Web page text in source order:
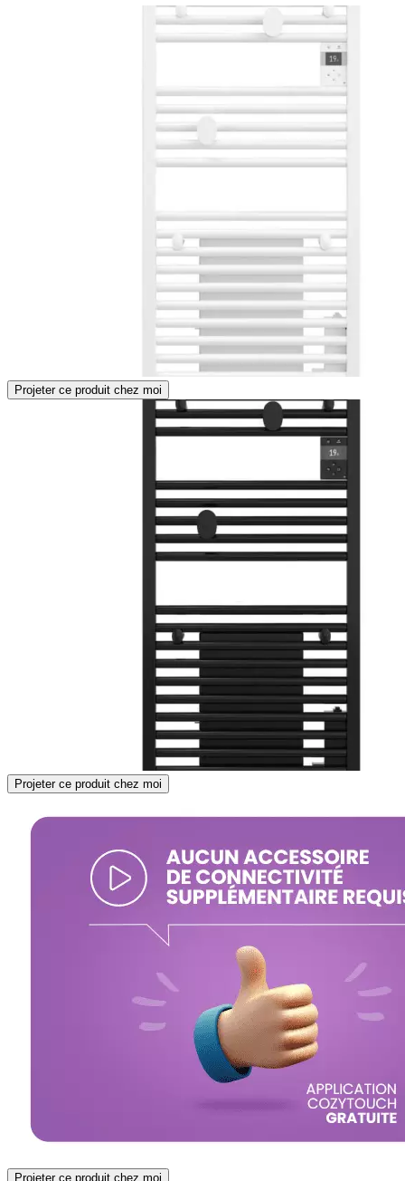
Projeter ce produit chez moi
Projeter ce produit chez moi
Projeter ce produit chez moi